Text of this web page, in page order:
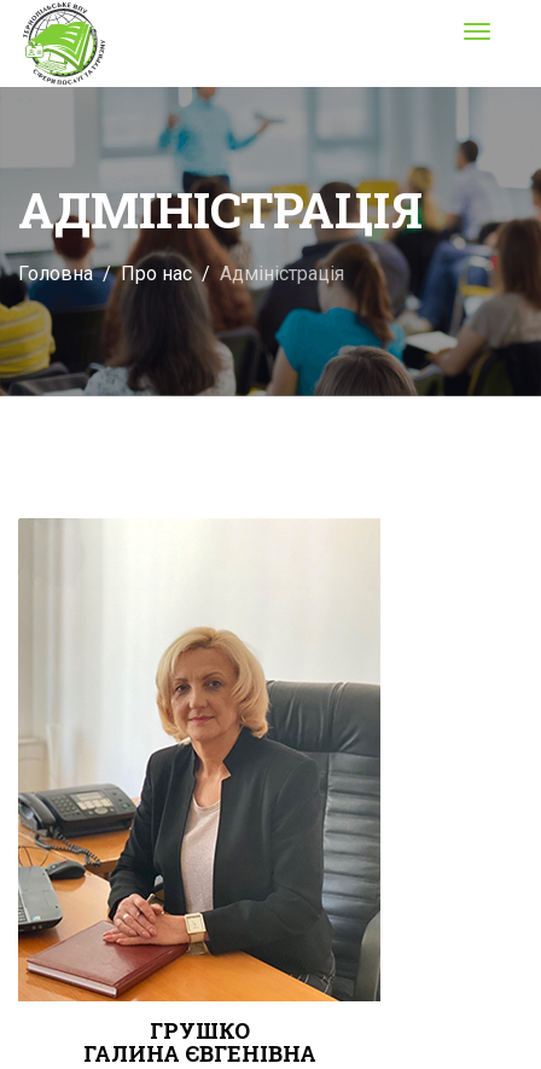
Toggle
АДМІНІСТРАЦІЯ
Головна Про нас Адміністрація
ГРУШКО
ГАЛИНА ЄВГЕНІВНА